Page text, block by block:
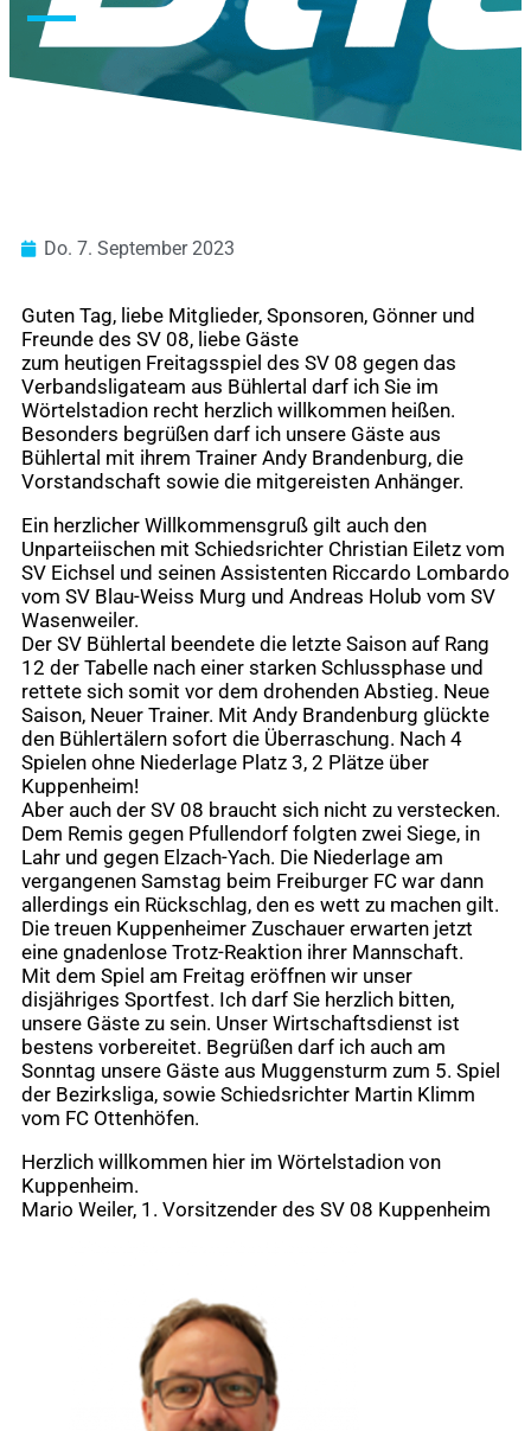
Do. 7. September 2023
Guten Tag, liebe Mitglieder, Sponsoren, Gönner und
Freunde des SV 08, liebe Gäste
zum heutigen Freitagsspiel des SV 08 gegen das
Verbandsligateam aus Bühlertal darf ich Sie im
Wörtelstadion recht herzlich willkommen heißen.
Besonders begrüßen darf ich unsere Gäste aus
Bühlertal mit ihrem Trainer Andy Brandenburg, die
Vorstandschaft sowie die mitgereisten Anhänger.
Ein herzlicher Willkommensgruß gilt auch den
Unparteiischen mit Schiedsrichter Christian Eiletz vom
SV Eichsel und seinen Assistenten Riccardo Lombardo
vom SV Blau-Weiss Murg und Andreas Holub vom SV
Wasenweiler.
Der SV Bühlertal beendete die letzte Saison auf Rang
12 der Tabelle nach einer starken Schlussphase und
rettete sich somit vor dem drohenden Abstieg. Neue
Saison, Neuer Trainer. Mit Andy Brandenburg glückte
den Bühlertälern sofort die Überraschung. Nach 4
Spielen ohne Niederlage Platz 3, 2 Plätze über
Kuppenheim!
Aber auch der SV 08 braucht sich nicht zu verstecken.
Dem Remis gegen Pfullendorf folgten zwei Siege, in
Lahr und gegen Elzach-Yach. Die Niederlage am
vergangenen Samstag beim Freiburger FC war dann
allerdings ein Rückschlag, den es wett zu machen gilt.
Die treuen Kuppenheimer Zuschauer erwarten jetzt
eine gnadenlose Trotz-Reaktion ihrer Mannschaft.
Mit dem Spiel am Freitag eröffnen wir unser
disjähriges Sportfest. Ich darf Sie herzlich bitten,
unsere Gäste zu sein. Unser Wirtschaftsdienst ist
bestens vorbereitet. Begrüßen darf ich auch am
Sonntag unsere Gäste aus Muggensturm zum 5. Spiel
der Bezirksliga, sowie Schiedsrichter Martin Klimm
vom FC Ottenhöfen.
Herzlich willkommen hier im Wörtelstadion von
Kuppenheim.
Mario Weiler, 1. Vorsitzender des SV 08 Kuppenheim